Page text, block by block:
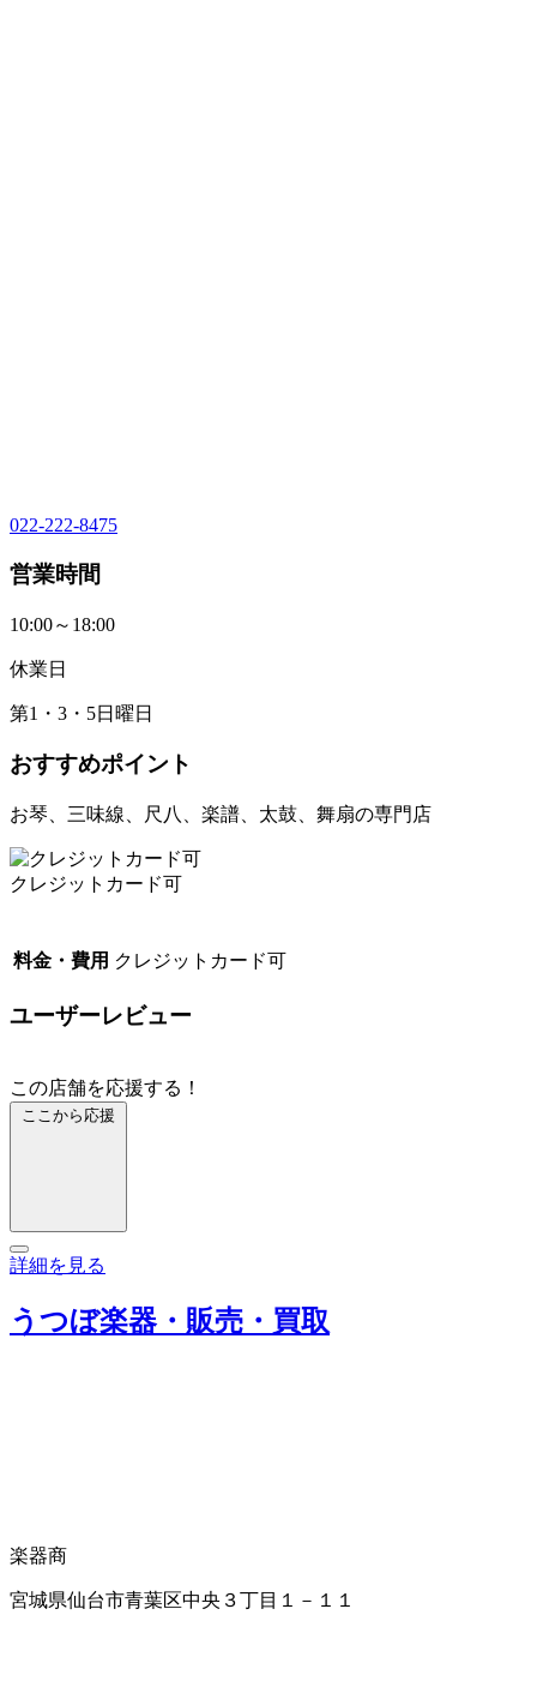
022-222-8475
営業時間
10:00～18:00
休業日
第1・3・5日曜日
おすすめポイント
お琴、三味線、尺八、楽譜、太鼓、舞扇の専門店
クレジットカード可
料金・費用 クレジットカード可
ユーザーレビュー
この店舗を応援する！
ここから応援
詳細を見る
うつぼ楽器・販売・買取
楽器商
宮城県仙台市青葉区中央３丁目１－１１